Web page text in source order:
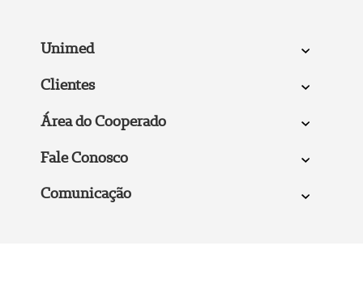
Unimed
Clientes
Área do Cooperado
Fale Conosco
Comunicação